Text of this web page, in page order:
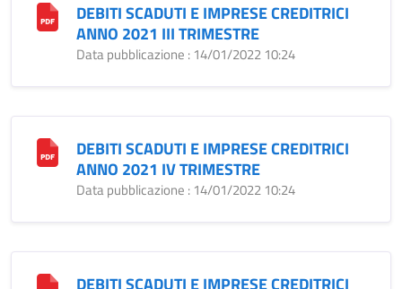
DEBITI SCADUTI E IMPRESE CREDITRICI
ANNO 2021 III TRIMESTRE
Data pubblicazione : 14/01/2022 10:24
DEBITI SCADUTI E IMPRESE CREDITRICI
ANNO 2021 IV TRIMESTRE
Data pubblicazione : 14/01/2022 10:24
DEBITI SCADUTI E IMPRESE CREDITRICI